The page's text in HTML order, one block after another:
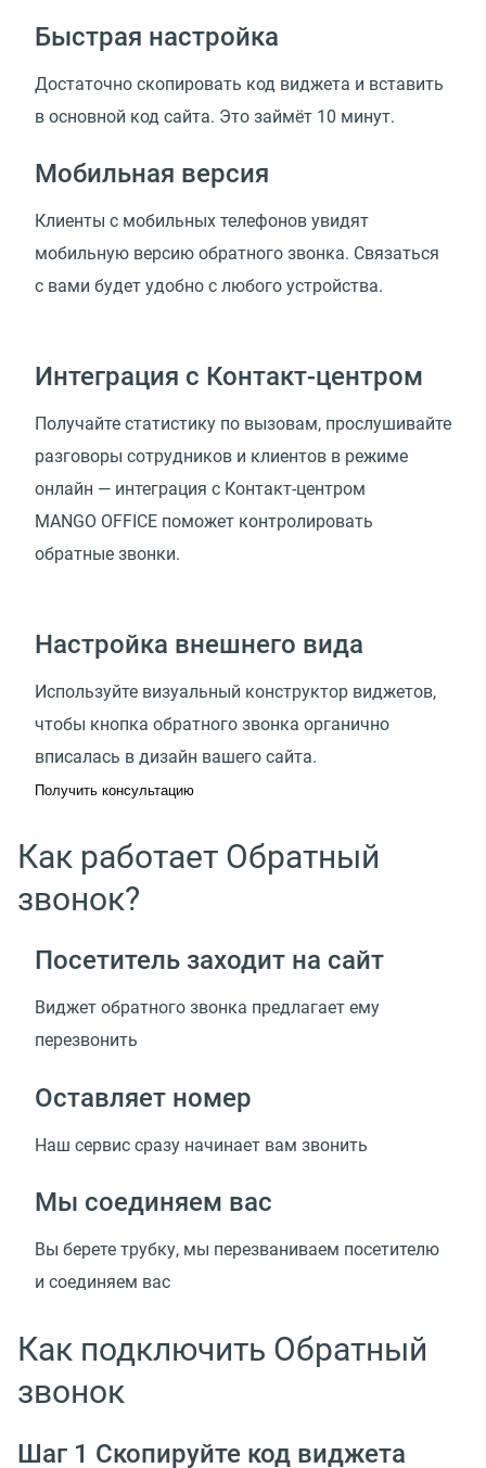
Быстрая настройка
Достаточно скопировать код виджета и вставить
в основной код сайта. Это займёт 10 минут.
Мобильная версия
Клиенты с мобильных телефонов увидят
мобильную версию обратного звонка. Связаться
с вами будет удобно с любого устройства.
Интеграция с Контакт-центром
Получайте статистику по вызовам, прослушивайте
разговоры сотрудников и клиентов в режиме
онлайн — интеграция с Контакт-центром
MANGO OFFICE поможет контролировать
обратные звонки.
Настройка внешнего вида
Используйте визуальный конструктор виджетов,
чтобы кнопка обратного звонка органично
вписалась в дизайн вашего сайта.
Получить консультацию
Как работает Обратный
звонок?
Посетитель заходит на сайт
Виджет обратного звонка предлагает ему
перезвонить
Оставляет номер
Наш сервис сразу начинает вам звонить
Мы соединяем вас
Вы берете трубку, мы перезваниваем посетителю
и соединяем вас
Как подключить Обратный
звонок
Шаг 1 Скопируйте код виджета